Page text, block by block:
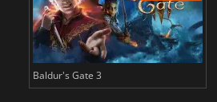
Baldur's Gate 3